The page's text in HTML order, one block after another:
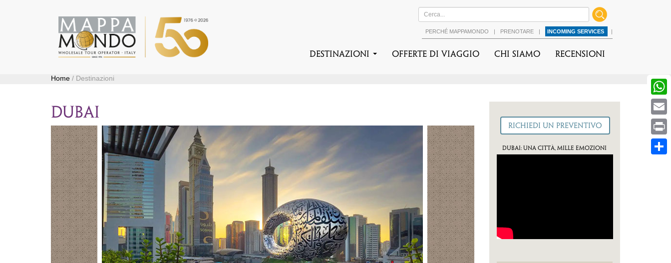
PERCHÉ MAPPAMONDO | PRENOTARE | INCOMING SERVICES |
DESTINAZIONI Offerte di viaggio Chi Siamo Recensioni
Home / Destinazioni
dubai
Dubai: una città, mille emozioni